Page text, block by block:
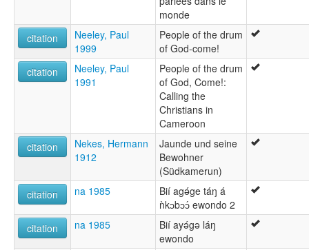
monde
citation
Neeley, Paul
1999
People of the drum
of God-come!
citation
Neeley, Paul
1991
People of the drum
of God, Come!:
Calling the
Christians in
Cameroon
citation
Nekes, Hermann
1912
Jaunde und seine
Bewohner
(Südkamerun)
citation
na 1985
Bií agǝ́ge táŋ á
ǹkɔbɔɔ́ ewondo 2
citation
na 1985
Bií ayǝ́gǝ láŋ
ewondo